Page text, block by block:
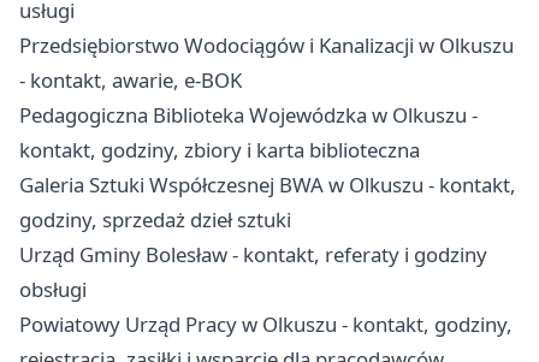
usługi
Przedsiębiorstwo Wodociągów i Kanalizacji w Olkuszu
- kontakt, awarie, e-BOK
Pedagogiczna Biblioteka Wojewódzka w Olkuszu -
kontakt, godziny, zbiory i karta biblioteczna
Galeria Sztuki Współczesnej BWA w Olkuszu - kontakt,
godziny, sprzedaż dzieł sztuki
Urząd Gminy Bolesław - kontakt, referaty i godziny
obsługi
Powiatowy Urząd Pracy w Olkuszu - kontakt, godziny,